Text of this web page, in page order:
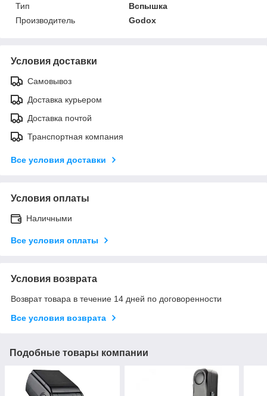
Тип
Вспышка
Производитель
Godox
Условия доставки
Самовывоз
Доставка курьером
Доставка почтой
Транспортная компания
Все условия доставки
Условия оплаты
Наличными
Все условия оплаты
Условия возврата
Возврат товара в течение 14 дней по договоренности
Все условия возврата
Подобные товары компании